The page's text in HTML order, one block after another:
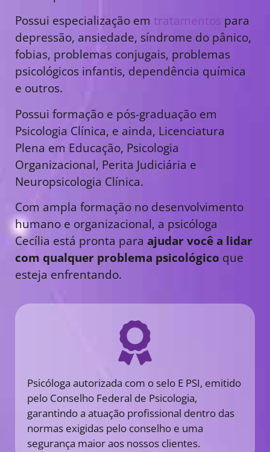
Possui especialização em tratamentos para
depressão, ansiedade, síndrome do pânico,
fobias, problemas conjugais, problemas
psicológicos infantis, dependência química
e outros.
Possui formação e pós-graduação em
Psicologia Clínica, e ainda, Licenciatura
Plena em Educação, Psicologia
Organizacional, Perita Judiciária e
Neuropsicologia Clínica.
Com ampla formação no desenvolvimento
humano e organizacional, a psicóloga
Cecília está pronta para ajudar você a lidar
com qualquer problema psicológico que
esteja enfrentando.
Psicóloga autorizada com o selo E PSI, emitido
pelo Conselho Federal de Psicologia,
garantindo a atuação profissional dentro das
normas exigidas pelo conselho e uma
segurança maior aos nossos clientes.